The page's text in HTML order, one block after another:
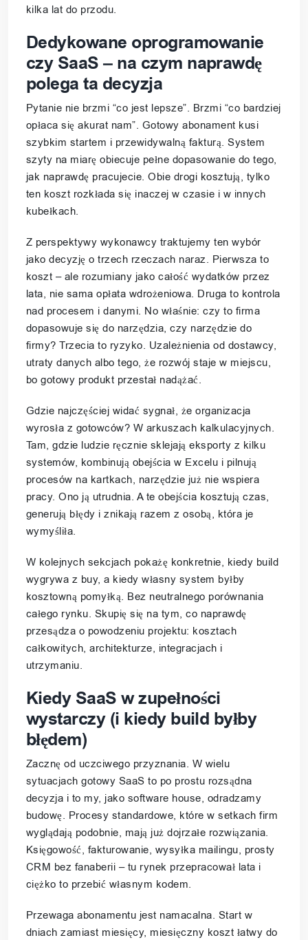
kilka lat do przodu.
Dedykowane oprogramowanie
czy SaaS – na czym naprawdę
polega ta decyzja
Pytanie nie brzmi “co jest lepsze”. Brzmi “co bardziej
opłaca się akurat nam”. Gotowy abonament kusi
szybkim startem i przewidywalną fakturą. System
szyty na miarę obiecuje pełne dopasowanie do tego,
jak naprawdę pracujecie. Obie drogi kosztują, tylko
ten koszt rozkłada się inaczej w czasie i w innych
kubełkach.
Z perspektywy wykonawcy traktujemy ten wybór
jako decyzję o trzech rzeczach naraz. Pierwsza to
koszt – ale rozumiany jako całość wydatków przez
lata, nie sama opłata wdrożeniowa. Druga to kontrola
nad procesem i danymi. No właśnie: czy to firma
dopasowuje się do narzędzia, czy narzędzie do
firmy? Trzecia to ryzyko. Uzależnienia od dostawcy,
utraty danych albo tego, że rozwój staje w miejscu,
bo gotowy produkt przestał nadążać.
Gdzie najczęściej widać sygnał, że organizacja
wyrosła z gotowców? W arkuszach kalkulacyjnych.
Tam, gdzie ludzie ręcznie sklejają eksporty z kilku
systemów, kombinują obejścia w Excelu i pilnują
procesów na kartkach, narzędzie już nie wspiera
pracy. Ono ją utrudnia. A te obejścia kosztują czas,
generują błędy i znikają razem z osobą, która je
wymyśliła.
W kolejnych sekcjach pokażę konkretnie, kiedy build
wygrywa z buy, a kiedy własny system byłby
kosztowną pomyłką. Bez neutralnego porównania
całego rynku. Skupię się na tym, co naprawdę
przesądza o powodzeniu projektu: kosztach
całkowitych, architekturze, integracjach i
utrzymaniu.
Kiedy SaaS w zupełności
wystarczy (i kiedy build byłby
błędem)
Zacznę od uczciwego przyznania. W wielu
sytuacjach gotowy SaaS to po prostu rozsądna
decyzja i to my, jako software house, odradzamy
budowę. Procesy standardowe, które w setkach firm
wyglądają podobnie, mają już dojrzałe rozwiązania.
Księgowość, fakturowanie, wysyłka mailingu, prosty
CRM bez fanaberii – tu rynek przepracował lata i
ciężko to przebić własnym kodem.
Przewaga abonamentu jest namacalna. Start w
dniach zamiast miesięcy, miesięczny koszt łatwy do